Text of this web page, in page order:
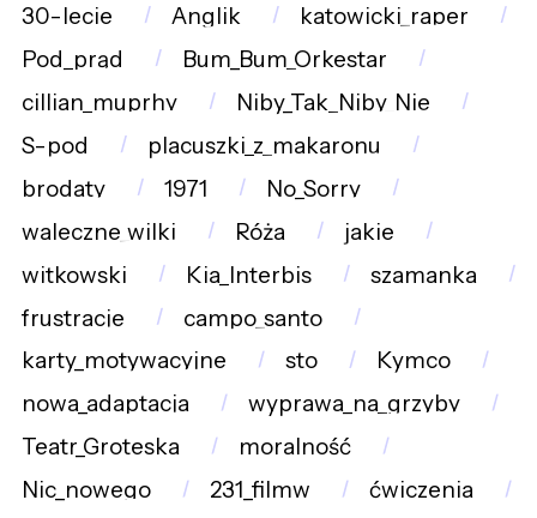
30-lecie
Anglik
katowicki_raper
Pod_prąd
Bum_Bum_Orkestar
cillian_muprhy
Niby_Tak_Niby_Nie
S-pod
placuszki_z_makaronu
brodaty
1971
No_Sorry
waleczne_wilki
Róża
jakie
witkowski
Kia_Interbis
szamanka
frustracje
campo_santo
karty_motywacyjne
sto
Kymco
nowa_adaptacja
wyprawa_na_grzyby
Teatr_Groteska
moralność
Nic_nowego
231_filmw
ćwiczenia